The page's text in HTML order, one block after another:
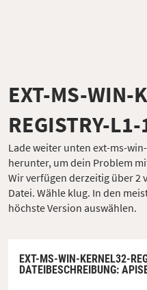
EXT-MS-WIN-
REGISTRY-
Lade weiter unten ext-ms-
herunter, um dein Problem
Wir verfügen derzeitig über 2
Datei. Wähle klug. In den
höchste Version auswählen.
EXT-MS-WIN-KERNEL32-
DATEIBESCHREIBUNG: